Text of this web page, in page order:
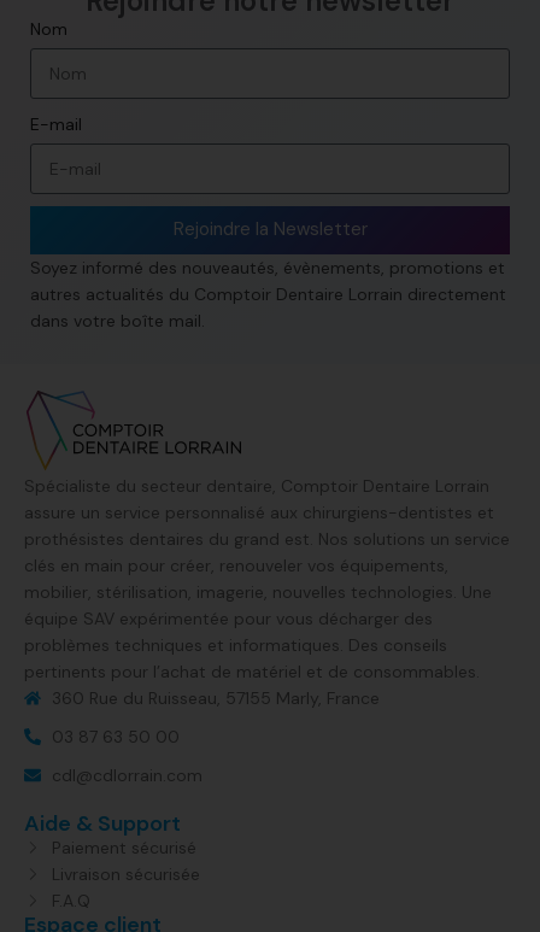
Nom
E-mail
Rejoindre la Newsletter
Soyez informé des nouveautés, évènements, promotions et
autres actualités du Comptoir Dentaire Lorrain directement
dans votre boîte mail.
Spécialiste du secteur dentaire, Comptoir Dentaire Lorrain
assure un service personnalisé aux chirurgiens-dentistes et
prothésistes dentaires du grand est. Nos solutions un service
clés en main pour créer, renouveler vos équipements,
mobilier, stérilisation, imagerie, nouvelles technologies. Une
équipe SAV expérimentée pour vous décharger des
problèmes techniques et informatiques. Des conseils
pertinents pour l’achat de matériel et de consommables.
360 Rue du Ruisseau, 57155 Marly, France​
03 87 63 50 00
cdl@cdlorrain.com
Aide & Support
Paiement sécurisé
Livraison sécurisée
F.A.Q
Espace client